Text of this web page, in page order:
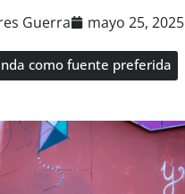
Guerra mayo 25, 2025
como fuente preferida